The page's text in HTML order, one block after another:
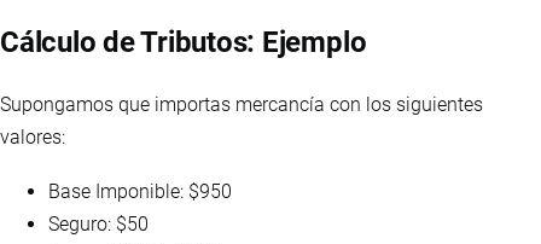
Cálculo de Tributos: Ejemplo
Supongamos que importas mercancía con los siguientes
valores:
Base Imponible: $950
Seguro: $50